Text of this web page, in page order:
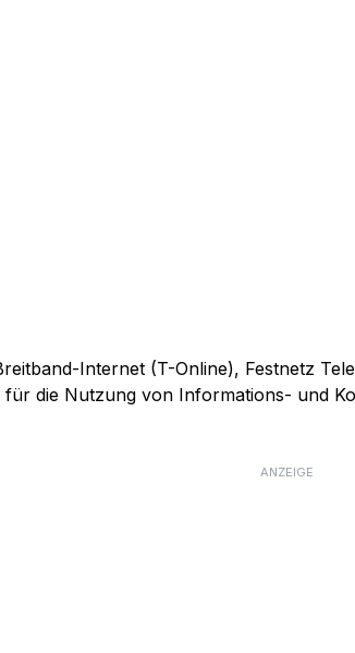
Internet (T-Online), Festnetz
die Nutzung von Informations- und
ANZEIGE